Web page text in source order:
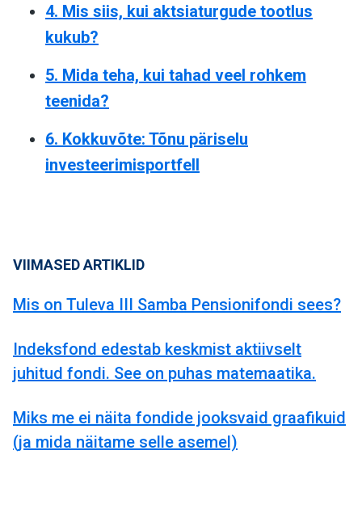
4. Mis siis, kui aktsiaturgude tootlus
kukub?
5. Mida teha, kui tahad veel rohkem
teenida?
6. Kokkuvõte: Tõnu päriselu
investeerimisportfell
VIIMASED ARTIKLID
Mis on Tuleva III Samba Pensionifondi sees?
Indeksfond edestab keskmist aktiivselt
juhitud fondi. See on puhas matemaatika.
Miks me ei näita fondide jooksvaid graafikuid
(ja mida näitame selle asemel)